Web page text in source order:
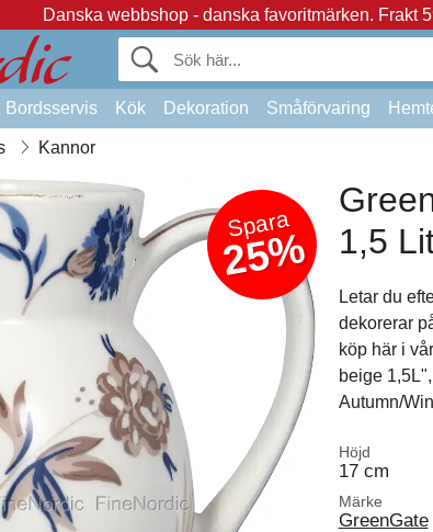
Danska webbshop - danska favoritmärken. Frakt
Bordsservis Kök Dekoration Småförvaring
Kannor
Spara
25%
1,5
Letar du
dekorerar
köp här i
beige
Autumn/
Höjd
17 cm
Märke
GreenGate